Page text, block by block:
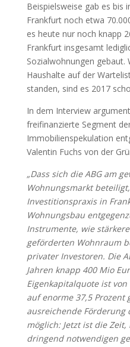
Beispielsweise gab es bis
Frankfurt noch etwa
es heute nur noch knapp
Frankfurt insgesamt
Sozialwohnungen gebaut.
Haushalte auf der
standen, sind es 2017
In dem Interview
freifinanzierte Segment
Immobilienspekulation
Valentin Fuchs von der
„Dass sich die ABG am
Wohnungsmarkt
Investitionspraxis in
Wohnungsbau
Instrumente, wie
geförderten Wohnraum
privater Investoren. Die
Jahren knapp 400 Mio
Eigenkapitalquote ist von
auf enorme 37,5 Prozent
ausreichende Förderung
möglich: Jetzt ist die
dringend notwendigen